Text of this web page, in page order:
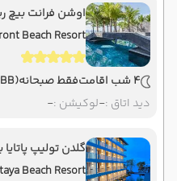
اوشن فرانت بیچ
Beach Resort
4 شب اقامت فقط صبحانه(BB)
دید اتاق :-لوکیشن :-
گلدن تولیپ
Beach Resort